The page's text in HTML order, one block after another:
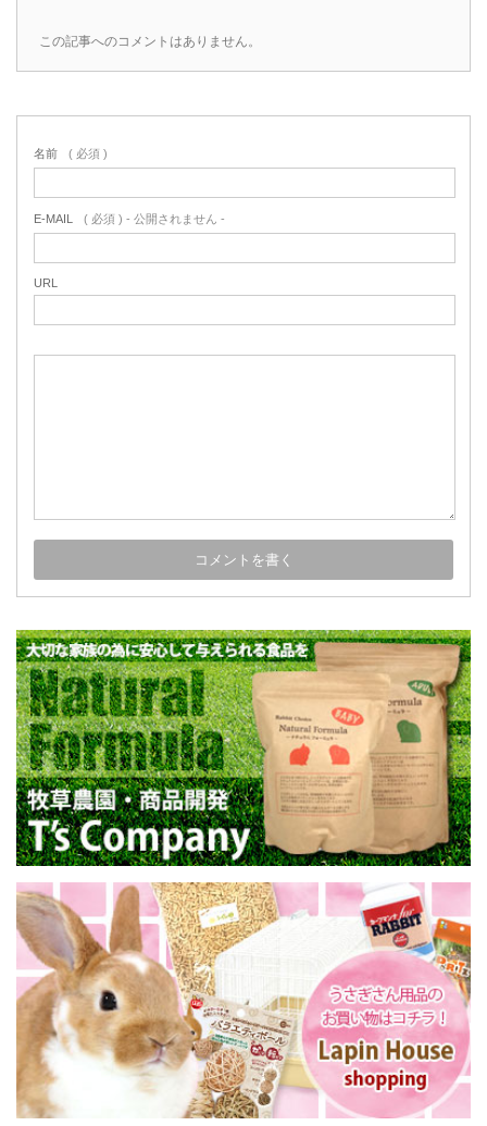
この記事へのコメントはありません。
名前 ( 必須 )
E-MAIL ( 必須 ) - 公開されません -
URL